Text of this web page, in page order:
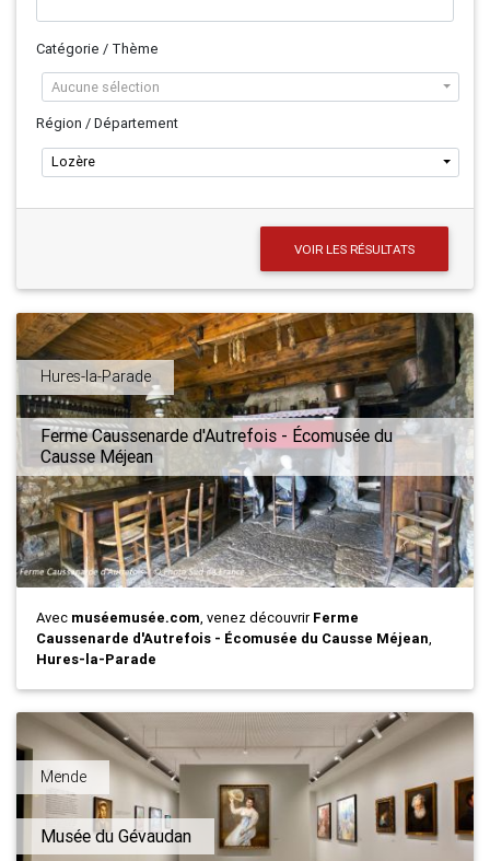
Catégorie / Thème
Aucune sélection
Région / Département
Lozère
VOIR LES RÉSULTATS
Hures-la-Parade
Ferme Caussenarde d'Autrefois - Écomusée du
Causse Méjean
Avec muséemusée.com, venez découvrirFerme
Caussenarde d'Autrefois - Écomusée du Causse Méjean,
Hures-la-Parade
Mende
Musée du Gévaudan